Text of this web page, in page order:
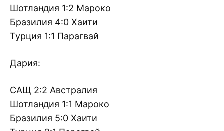
Шотландия 1:2 Мароко
Бразилия 4:0 Хаити
Турция 1:1 Парагвай
Дария:
САЩ 2:2 Австралия
Шотландия 1:1 Мароко
Бразилия 5:0 Хаити